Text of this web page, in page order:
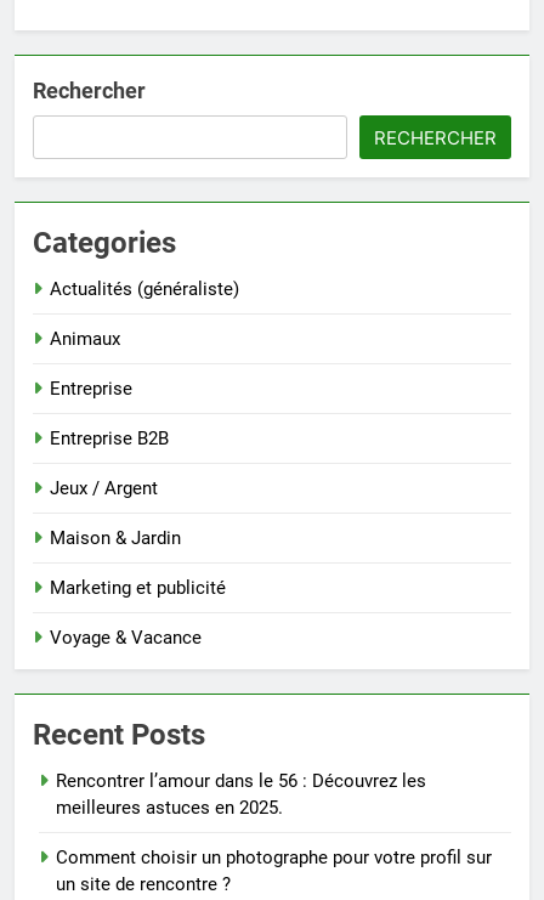
Rechercher
RECHERCHER
Categories
Actualités (généraliste)
Animaux
Entreprise
Entreprise B2B
Jeux / Argent
Maison & Jardin
Marketing et publicité
Voyage & Vacance
Recent Posts
Rencontrer l’amour dans le 56 : Découvrez les
meilleures astuces en 2025.
Comment choisir un photographe pour votre profil sur
un site de rencontre ?